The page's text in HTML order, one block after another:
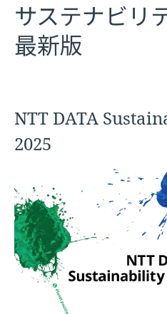
サステナビリ
最新版
NTT DATA
2025